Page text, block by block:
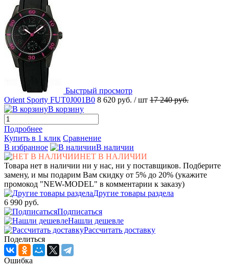
Быстрый просмотр
Orient Sporty FUT0J001B0 8 620 руб. / шт 17 240 руб.
В корзину
Подробнее
Купить в 1 клик Сравнение
В избранное
В наличии
НЕТ В НАЛИЧИИ
Товара нет в наличии ни у нас, ни у поставщиков. Подберите
замену, и мы подарим Вам скидку от 5% до 20% (укажите
промокод "NEW-MODEL" в комментарии к заказу)
Другие товары раздела
6 990 руб.
Подписаться
Нашли дешевле
Рассчитать доставку
Поделиться
Ошибка